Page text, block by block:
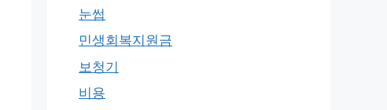
눈썹
민생회복지원금
보청기
비용